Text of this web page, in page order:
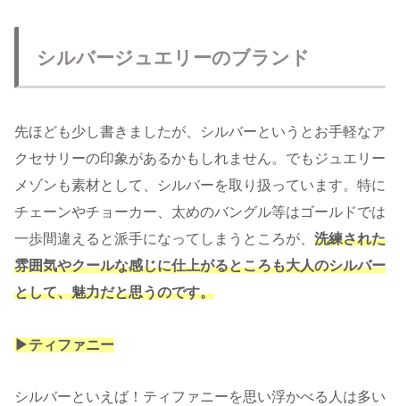
シルバージュエリーのブランド
先ほども少し書きましたが、シルバーというとお手軽なア
クセサリーの印象があるかもしれません。でもジュエリー
メゾンも素材として、シルバーを取り扱っています。特に
チェーンやチョーカー、太めのバングル等はゴールドでは
一歩間違えると派手になってしまうところが、 洗練された
雰囲気やクールな感じに仕上がるところも大人のシルバー
として、魅力だと思うのです。
▶︎ティファニー
シルバーといえば！ティファニーを思い浮かべる人は多い